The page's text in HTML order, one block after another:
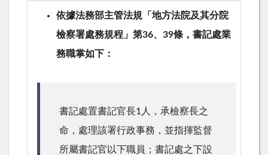
依據法務部主管法規「地方法院及其分院
檢察署處務規程」第36、39條，書記處業
務職掌如下：
書記處置書記官長1人，承檢察長之
命，處理該署行政事務，並指揮監督
所屬書記官以下職員；書記處之下設